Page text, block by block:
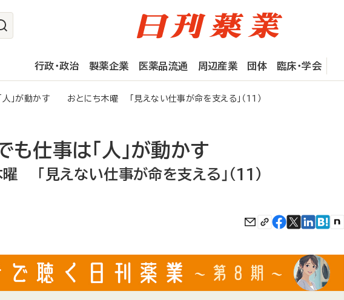
行政・政治 製薬企業 医薬品流通 周辺産業 団体 臨床・学会
人」が動かす おとにち木曜 「見えない仕事が命を支える」（11）
仕事は「人」が動かす
「見えない仕事が命を支える」（11）